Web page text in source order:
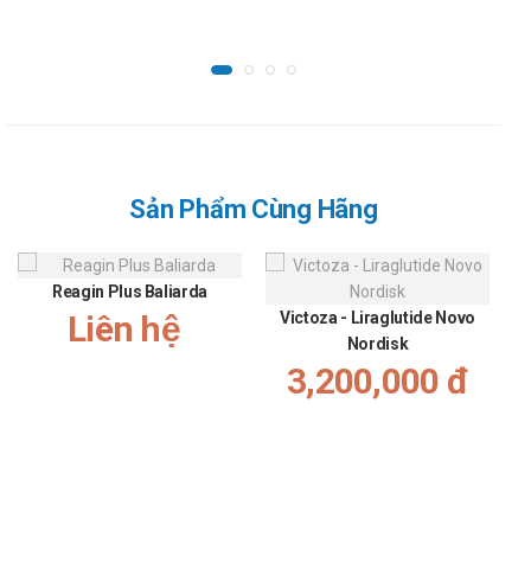
Stadsone 4Sản Phẩm Cùng Hãng
Reagin Plus Baliarda
Liên hệ
Victoza - Liraglutide Novo
Nordisk
3,200,000 đ